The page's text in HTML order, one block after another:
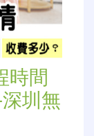
時間
圳無